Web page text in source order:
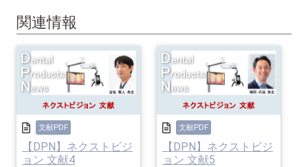
関連情報
文献PDF
【DPN】ネクストビジ
ョン 文献4
文献PDF
【DPN】ネクストビジ
ョン 文献5